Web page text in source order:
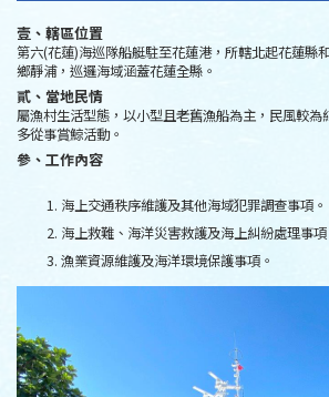
壹、轄區位置
第六(花蓮)海巡隊船艇駐至花蓮港，所轄北起花蓮縣
鄉靜浦，巡邏海域涵蓋花蓮全縣。
貳、當地民情
屬漁村生活型態，以小型且老舊漁船為主，民風較為
多從事賞鯨活動。
參、工作內容
海上交通秩序維護及其他海域犯罪調查事項。
海上救難、海洋災害救護及海上糾紛處理事項
漁業資源維護及海洋環境保護事項。